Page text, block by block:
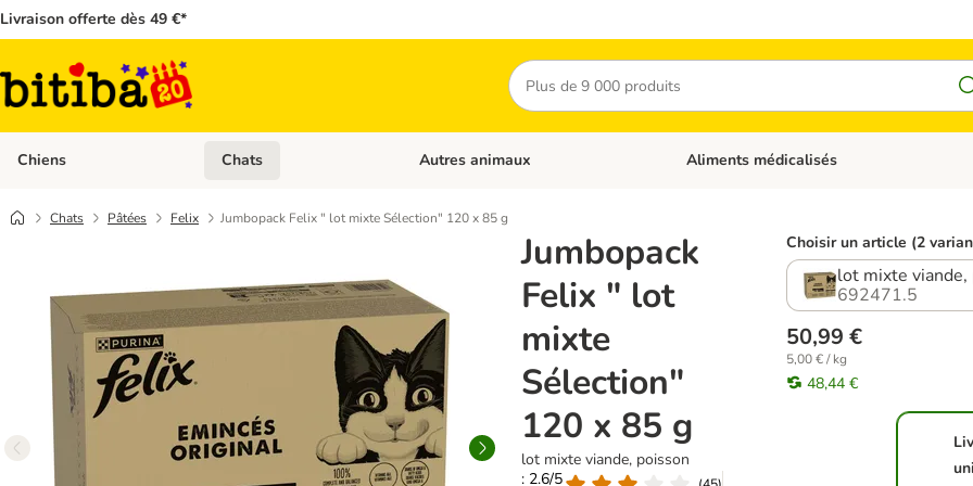
Livraison offerte dès 49 €*
Rechercher
Chiens Dérouler les catégories: Chiens
Chats Dérouler les catégories: Chats
Autres animaux Dérouler les catégories: Autres animaux
Aliments médicalisés
Chats Pâtées Felix Jumbopack Felix " lot mixte Sélection" 120 x 85 g
Jumbopack
Felix " lot
mixte
Sélection"
120 x 85 g
lot mixte viande, poisson
: 2.6/5
Choisir un article (2
lot mixte viande,
692471.5
50,99 €
5,00 € / kg
48,44 €